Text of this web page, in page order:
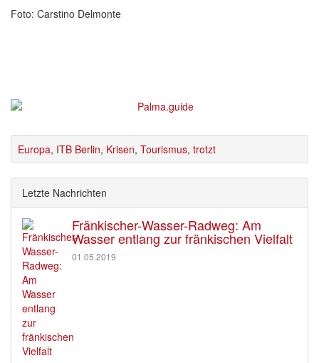
Foto: Carstino Delmonte
Europa, ITB Berlin, Krisen, Tourismus, trotzt
Letzte Nachrichten
Fränkischer-Wasser-Radweg: Am
Wasser entlang zur fränkischen Vielfalt
01.05.2019